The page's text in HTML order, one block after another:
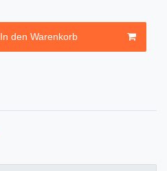
In den Warenkorb